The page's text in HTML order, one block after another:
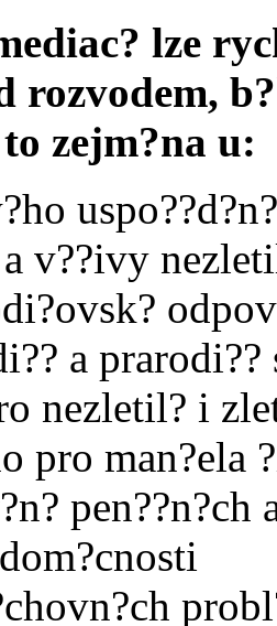
lze
rozvodem,
zejm?na u:
uspo??d?n?
v??ivy
a
nezletil? i
pro man?ela
pen??n?ch